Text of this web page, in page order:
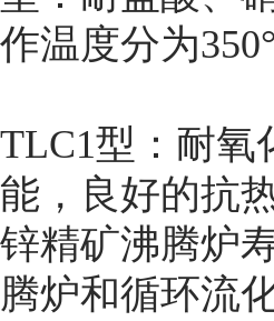
作温度分为
TLC1型：耐氧
能，良好的抗
锌精矿沸腾炉
腾炉和循环流